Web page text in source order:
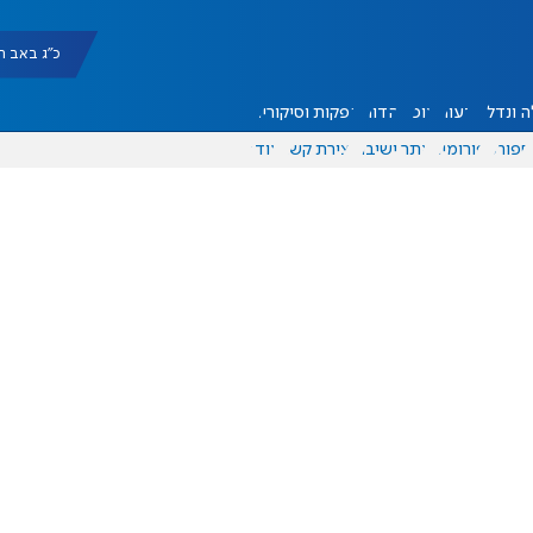
כ"ג באב תשפ"ו
ונדל"ן דעות אוכל יהדות הפקות וסיקורים
ספורט פורומים אתר ישיבה יצירת קשר עוד